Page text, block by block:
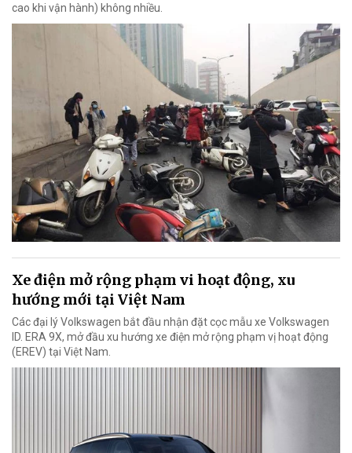
cao khi vận hành) không nhiều.
Xe điện mở rộng phạm vi hoạt động, xu
hướng mới tại Việt Nam
Các đại lý Volkswagen bắt đầu nhận đặt cọc mẫu xe Volkswagen
ID. ERA 9X, mở đầu xu hướng xe điện mở rộng phạm vị hoạt động
(EREV) tại Việt Nam.